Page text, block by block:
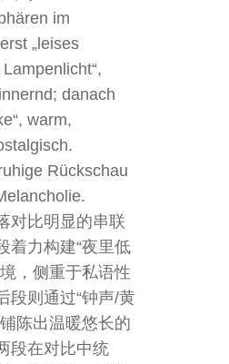
im
„leises
danach
warm,
Rückschau
对比明显的串联
着力构建“夜里低
，侧重于私语性
段则通过“钟声/黄
陈出温暖悠长的
段在对比中统